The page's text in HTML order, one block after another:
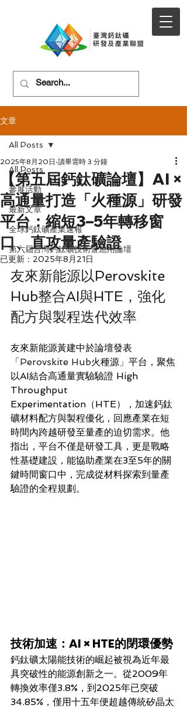
文章
All Posts
參展活動
最新文章
全球鈣鈦礦產業速報
第六屆台灣鈣鈦礦技術暨應用論壇
All Posts
【第五屆鈣鈦礦論壇】AI ×
高通量打造「火種源」研發
平台：縮短3–5年轉移窗
口、直攻量產驗證
2025年8月20日 讀畢需時 3 分鐘
已更新： 2025年8月21日
友來新能源以Perovskite
Hub整合AI與HTE，強化
配方與製程迭代效率
友來新能源黃建中於論壇發表
「Perovskite Hub火種源」平台，聚焦
以AI結合高通量實驗驗證 High
Throughput
Experimentation（HTE），加速鈣鈦
礦材料配方與製程優化，回應產業在短
時間內跨越研發至量產的迫切需求。他
指出，平台不僅是研發工具，更是戰略
性基礎建設，能協助產業在3至5年的關
鍵時間窗口中，完成從材料探索到量產
驗證的全程規劃。
技術加速：AI × HTE的閉環優勢
鈣鈦礦太陽能技術的崛起被視為近年最
具突破性的能源創新之一。從2009年
轉換效率僅3.8%，到2025年已突破
34.85%，僅用十五年便超越傳統矽晶太